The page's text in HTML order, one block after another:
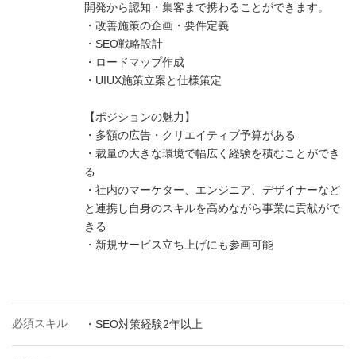
開発から認知・集客まで携わることができます。
・改善施策の企画・要件定義
・SEO戦略設計
・ロードマップ作成
・UIUX施策立案と仕様策定
【ポジションの魅力】
・多額の広告・クリエイティブ予算がある
・裁量の大きな環境で幅広く経験を積むことができ
る
・社内のマーケター、エンジニア、デザイナーなど
と連携し自身のスキルを高めながら事業に貢献がで
きる
・新規サービス立ち上げにも参画可能
必須スキル ・SEO対策経験2年以上